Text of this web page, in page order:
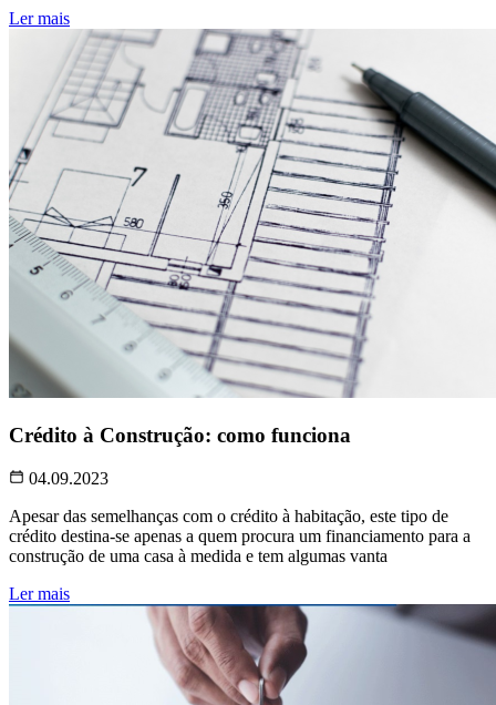
Ler mais
Crédito à Construção: como funciona
04.09.2023
Apesar das semelhanças com o crédito à habitação, este tipo de
crédito destina-se apenas a quem procura um financiamento para a
construção de uma casa à medida e tem algumas vanta
Ler mais